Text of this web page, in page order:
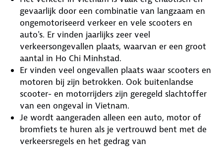
gevaarlijk door een combinatie van langzaam en
ongemotoriseerd verkeer en vele scooters en
auto's. Er vinden jaarlijks zeer veel
verkeersongevallen plaats, waarvan er een groot
aantal in Ho Chi Minhstad.
Er vinden veel ongevallen plaats waar scooters en
motoren bij zijn betrokken. Ook buitenlandse
scooter- en motorrijders zijn geregeld slachtoffer
van een ongeval in Vietnam.
Je wordt aangeraden alleen een auto, motor of
bromfiets te huren als je vertrouwd bent met de
verkeersregels en het gedrag van